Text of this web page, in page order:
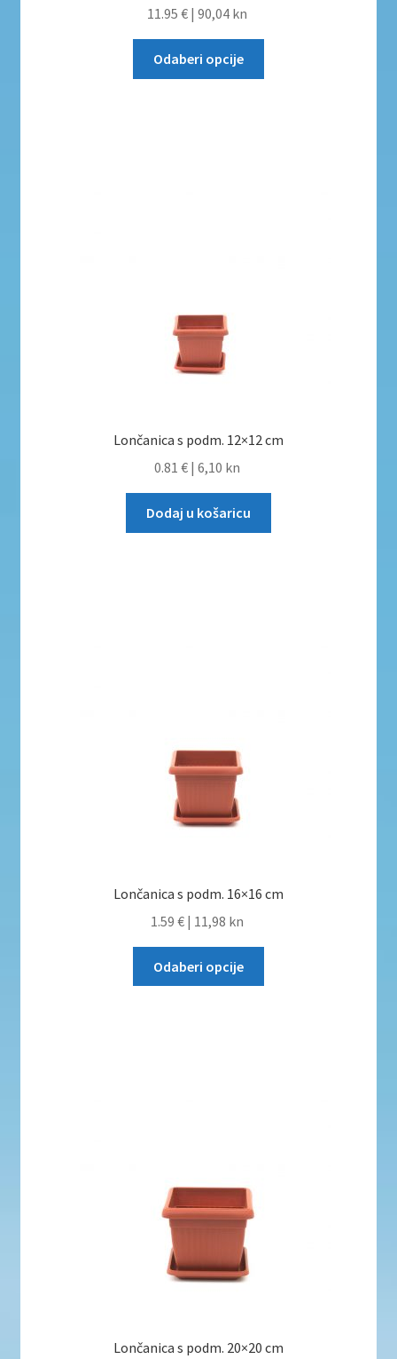
11.95 € | 90,04 kn
Odaberi opcije
Lončanica s podm. 12×12 cm
0.81 € | 6,10 kn
Dodaj u košaricu
Lončanica s podm. 16×16 cm
1.59 € | 11,98 kn
Odaberi opcije
Lončanica s podm. 20×20 cm